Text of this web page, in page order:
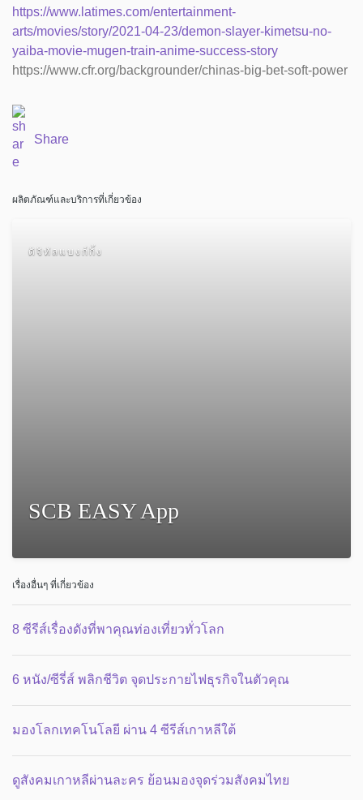
https://www.latimes.com/entertainment-
arts/movies/story/2021-04-23/demon-slayer-kimetsu-no-
yaiba-movie-mugen-train-anime-success-story
https://www.cfr.org/backgrounder/chinas-big-bet-soft-power
Share
ผลิตภัณฑ์และบริการที่เกี่ยวข้อง
ดิจิทัลแบงก์กิ้ง
SCB EASY App
เรื่องอื่นๆ ที่เกี่ยวข้อง
8 ซีรีส์เรื่องดังที่พาคุณท่องเที่ยวทั่วโลก
6 หนัง/ซีรี่ส์ พลิกชีวิต จุดประกายไฟธุรกิจในตัวคุณ
มองโลกเทคโนโลยี ผ่าน 4 ซีรีส์เกาหลีใต้
ดูสังคมเกาหลีผ่านละคร ย้อนมองจุดร่วมสังคมไทย